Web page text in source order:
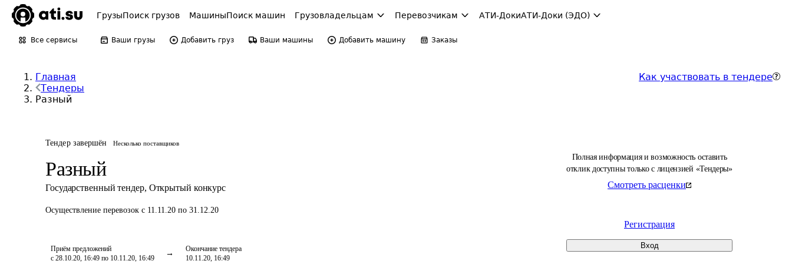
ГрузыПоиск грузов МашиныПоиск машин Грузовладельцам Перевозчикам АТИ-ДокиАТИ-Доки (ЭДО)
Все сервисы Ваши грузы Добавить груз Ваши машины Добавить машину Заказы
Главная
Тендеры
Разный
Как участвовать в тендере
Тендер завершён Несколько поставщиков
Разный
Государственный тендер, Открытый конкурс
Осуществление перевозок с 11.11.20 по 31.12.20
Приём предложений
с 28.10.20, 16:49 по 10.11.20, 16:49
Окончание тендера
10.11.20, 16:49
Полная информация и возможность оставить
отклик доступны только с лицензией «Тендеры»
Смотреть расценки
Регистрация
Вход